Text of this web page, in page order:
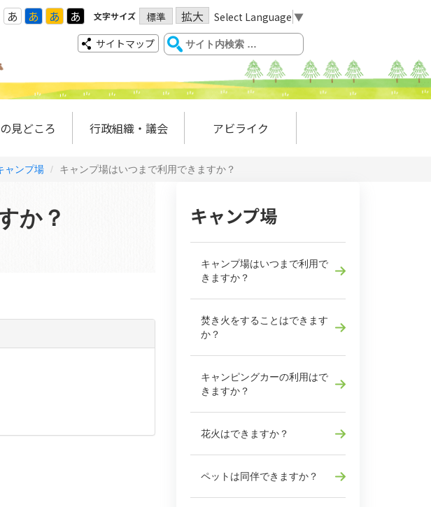
あ あ あ あ 文字サイズ 標準 拡大 Select Language ▼
サイトマップ
見どころ 行政組織・議会 アビライク
ャンプ場 キャンプ場はいつまで利用できますか？
か？ キャンプ場
キャンプ場はいつまで利用で
きますか？
焚き火をすることはできます
か？
キャンピングカーの利用はで
きますか？
花火はできますか？
ペットは同伴できますか？